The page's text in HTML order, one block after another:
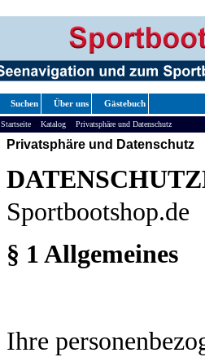
Suchen Über uns Gästebuch
Startseite » Katalog » Privatsphäre und Datenschutz
Privatsphäre und Datenschutz
Sportbootshop.de
§ 1 Allgemeines
Ihre